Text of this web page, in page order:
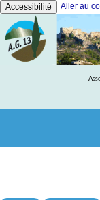
Accessibilité Aller au